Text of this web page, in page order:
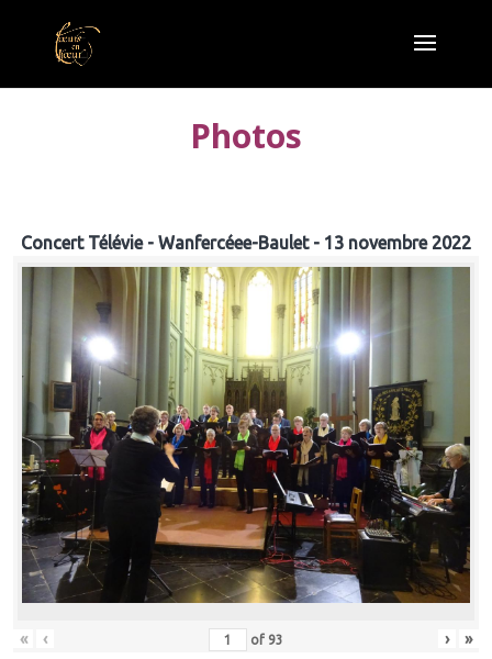
Photos
Concert Télévie - Wanfercéee-Baulet - 13 novembre 2022
« ‹ of 93 › »